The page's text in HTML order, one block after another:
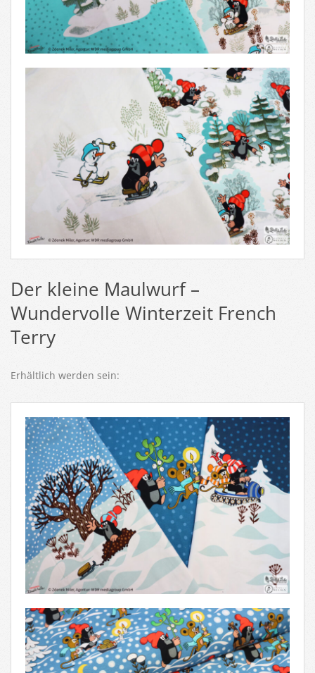
Der kleine Maulwurf –
Wundervolle Winterzeit French
Terry
Erhältlich werden sein: